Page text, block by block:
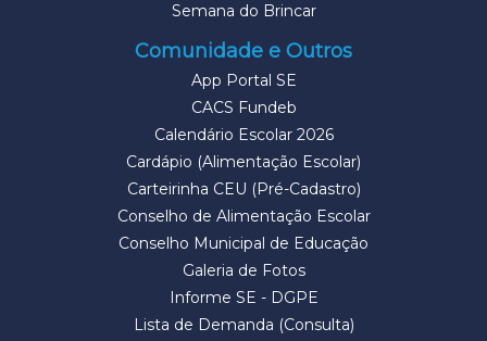
Semana do Brincar
Comunidade e Outros
App Portal SE
CACS Fundeb
Calendário Escolar 2026
Cardápio (Alimentação Escolar)
Carteirinha CEU (Pré-Cadastro)
Conselho de Alimentação Escolar
Conselho Municipal de Educação
Galeria de Fotos
Informe SE - DGPE
Lista de Demanda (Consulta)